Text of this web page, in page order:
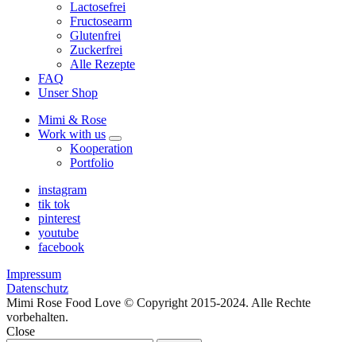
Lactosefrei
Fructosearm
Glutenfrei
Zuckerfrei
Alle Rezepte
FAQ
Unser Shop
Mimi & Rose
Work with us
expand
child
Kooperation
Portfolio
instagram
tik tok
pinterest
youtube
facebook
Impressum
Datenschutz
Mimi Rose Food Love © Copyright 2015-2024. Alle Rechte
vorbehalten.
Close